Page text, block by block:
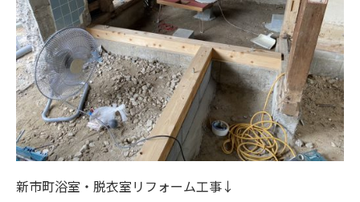
新市町浴室・脱衣室リフォーム工事↓